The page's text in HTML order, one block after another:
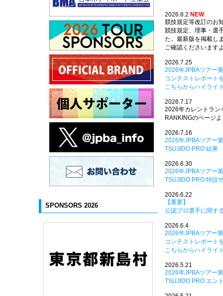
2026.8.2 NEW
競技規定等改訂のお
競技規定、理事・選
た。最新版を掲載し
ご確認くださいます
2026.7.25
2026年JPBAツアー
コンテストレポート
こちらからハイライ
2026.7.17
2026年カレントラン
RANKINGのページ
2026.7.16
2026年JPBAツアー
TSUJIDO PRO 結果
2026.6.30
2026年JPBAツアー
TSUJIDO PRO 特設
2026.6.22
【重要】
公認プロ選手に関す
2026.6.4
2026年JPBAツアー
コンテストレポート
こちらからハイライ
2026.5.21
2026年JPBAツアー
TSUJIDO PRO エン
SPONSORS 2026